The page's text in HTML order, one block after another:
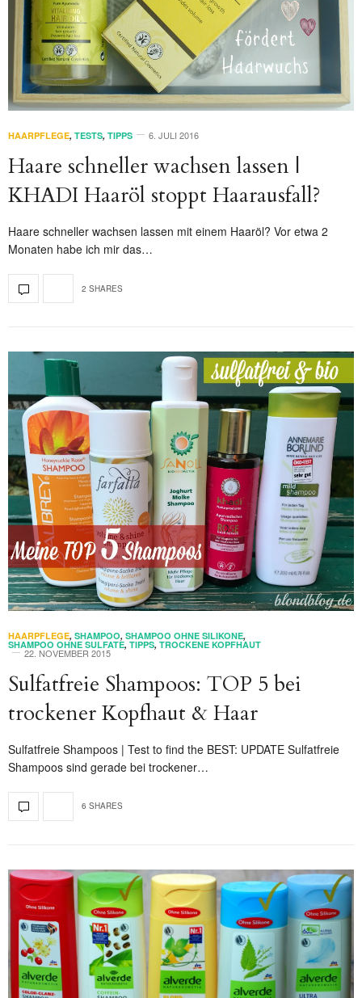
HAARPFLEGE, TESTS, TIPPS 6. JULI 2016
Haare schneller wachsen lassen |
KHADI Haaröl stoppt Haarausfall?
Haare schneller wachsen lassen mit einem Haaröl? Vor etwa 2
Monaten habe ich mir das…
2 SHARES
HAARPFLEGE, SHAMPOO, SHAMPOO OHNE SILIKONE,
SHAMPOO OHNE SULFATE, TIPPS, TROCKENE KOPFHAUT
22. NOVEMBER 2015
Sulfatfreie Shampoos: TOP 5 bei
trockener Kopfhaut & Haar
Sulfatfreie Shampoos | Test to find the BEST: UPDATE Sulfatfreie
Shampoos sind gerade bei trockener…
6 SHARES